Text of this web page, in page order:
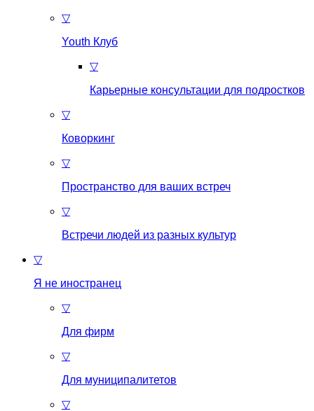
▽
Youth Клуб
▽
Карьерные консультации для подростков
▽
Коворкинг
▽
Пространство для ваших встреч
▽
Встречи людей из разных культур
▽
Я не иностранец
▽
Для фирм
▽
Для муниципалитетов
▽